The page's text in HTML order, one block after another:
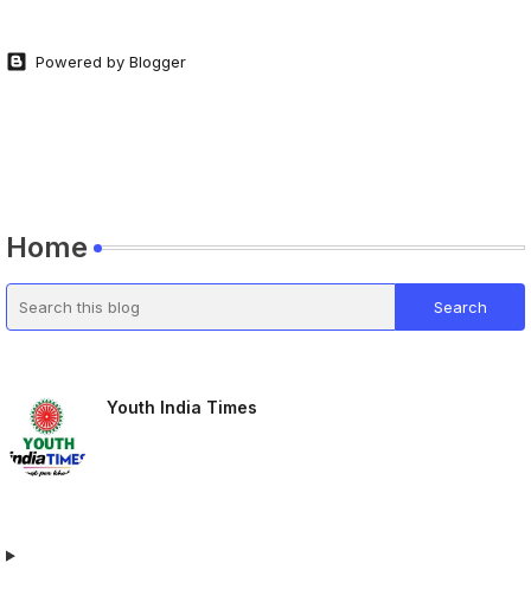
Powered by Blogger
Home
Youth India Times